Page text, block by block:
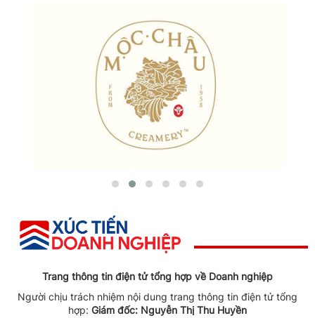
Trang thông tin điện tử tổng hợp về Doanh nghiệp
Người chịu trách nhiệm nội dung trang thông tin điện tử tổng
hợp: Giám đốc: Nguyễn Thị Thu Huyền